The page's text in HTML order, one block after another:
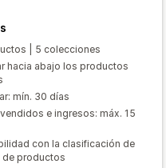
| 5 colecciones
hacia abajo los productos
mín. 30 días
e ingresos: máx. 15
con la clasificación de
de productos